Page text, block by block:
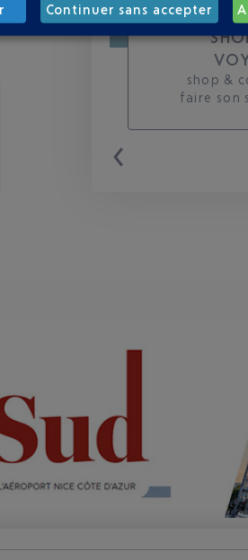
shop &
faire son
Continuer sans accepter